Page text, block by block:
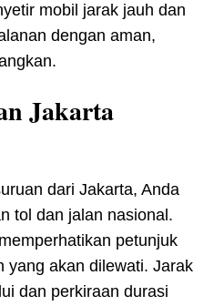
mobil jarak jauh dan
dengan aman,
Jakarta
dari Jakarta, Anda
tol dan jalan nasional.
petunjuk
yang akan dilewati. Jarak
dan perkiraan durasi